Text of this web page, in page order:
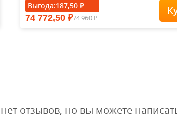
Футболка Forest-
Выгода:187,50 ₽
74 772,50 ₽74 960₽
нет отзывов, но вы можете